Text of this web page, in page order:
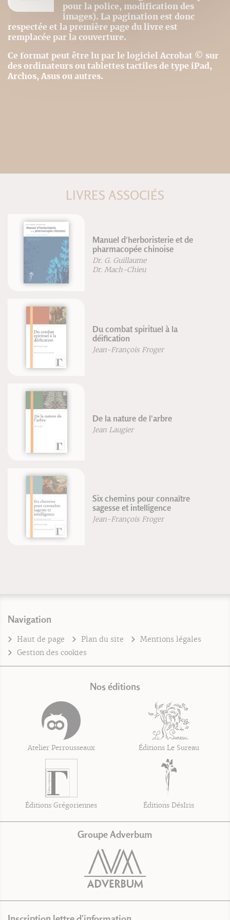
pour la police, modification des
images). La pagination est donc
respectée et la première page du livre est
remplacée par la couverture.
Ce format peut être lu par le logiciel Acrobat © sur
des ordinateurs ou tablettes tactiles de type iPad,
Archos, Asus ou autres.
LIVRES ASSOCIÉS
d'herboristerie et de
chinoise
spirituel à la
François Froger
nature de l'arbre
pour connaître
et intelligence
François Froger
Navigation
Haut de page Plan du site
Mentions légales
Gestion des cookies
Nos éditions
Atelier Perrousseaux Éditions Le Sureau
Éditions Grégoriennes Éditions DésIris
Groupe Adverbum